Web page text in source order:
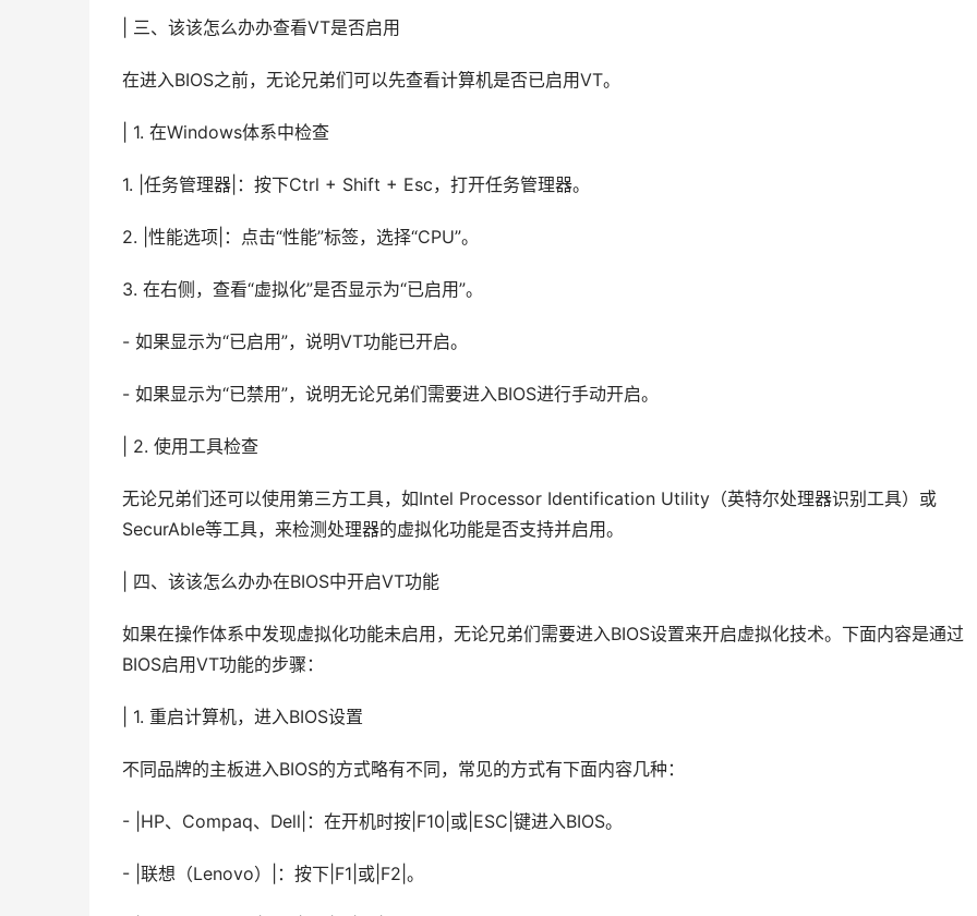
| 三、该该怎么办办查看VT是否启用
在进入BIOS之前，无论兄弟们可以先查看计算机是否已启用VT。
| 1. 在Windows体系中检查
1. |任务管理器|：按下Ctrl + Shift + Esc，打开任务管理器。
2. |性能选项|：点击“性能”标签，选择“CPU”。
3. 在右侧，查看“虚拟化”是否显示为“已启用”。
- 如果显示为“已启用”，说明VT功能已开启。
- 如果显示为“已禁用”，说明无论兄弟们需要进入BIOS进行手动开启。
| 2. 使用工具检查
无论兄弟们还可以使用第三方工具，如Intel Processor Identification Utility（英特尔处理器识别工具）或
SecurAble等工具，来检测处理器的虚拟化功能是否支持并启用。
| 四、该该怎么办办在BIOS中开启VT功能
如果在操作体系中发现虚拟化功能未启用，无论兄弟们需要进入BIOS设置来开启虚拟化技术。下面内容是通过
BIOS启用VT功能的步骤：
| 1. 重启计算机，进入BIOS设置
不同品牌的主板进入BIOS的方式略有不同，常见的方式有下面内容几种：
- |HP、Compaq、Dell|：在开机时按|F10|或|ESC|键进入BIOS。
- |联想（Lenovo）|：按下|F1|或|F2|。